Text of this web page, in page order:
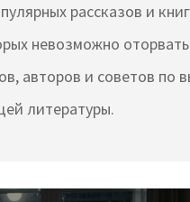
рассказов и
невозможно
авторов и советов по
литературы.